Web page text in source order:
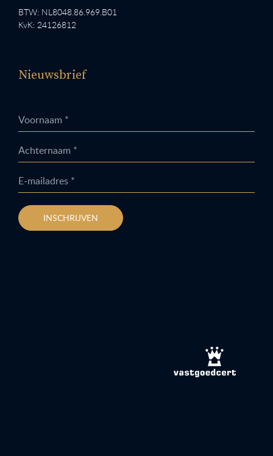
BTW: NL8048.86.969.B01
KvK: 24126812
Nieuwsbrief
Voornaam *
Achternaam *
E-mailadres *
INSCHRIJVEN